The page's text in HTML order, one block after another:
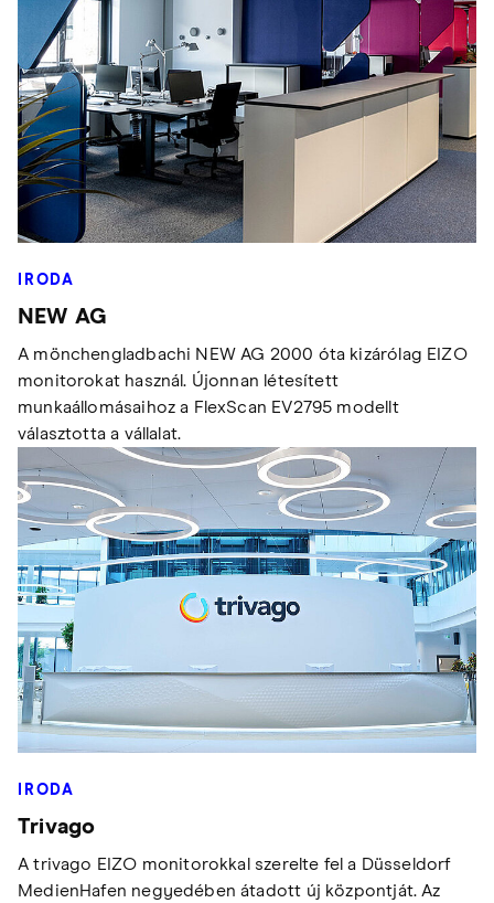
IRODA
NEW AG
A mönchengladbachi NEW AG 2000 óta kizárólag EIZO
monitorokat használ. Újonnan létesített
munkaállomásaihoz a FlexScan EV2795 modellt
választotta a vállalat.
IRODA
Trivago
A trivago EIZO monitorokkal szerelte fel a Düsseldorf
MedienHafen negyedében átadott új központját. Az